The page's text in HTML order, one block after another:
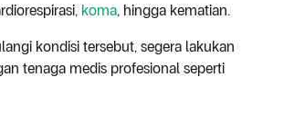
koma, hingga kematian.
kondisi tersebut, segera lakukan
tenaga medis profesional seperti